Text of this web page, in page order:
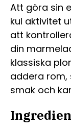
Att göra sin
kul aktivitet
att
din
klassiska
addera rom,
smak och